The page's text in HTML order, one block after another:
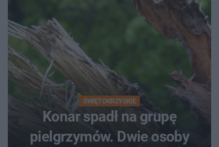
ŚWIĘTOKRZYSKIE
Konar spadł na grupę
pielgrzymów. Dwie osoby